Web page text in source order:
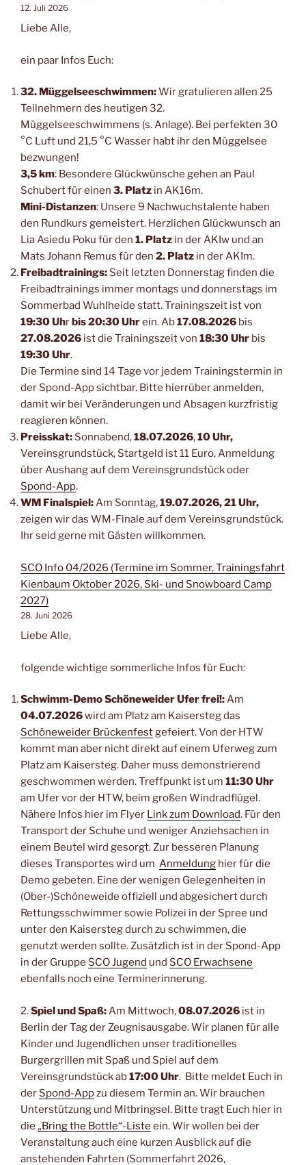
12. Juli 2026
Liebe Alle,
ein paar Infos Euch:
32. Müggelseeschwimmen:Wir gratulieren allen 25
Teilnehmern des heutigen 32.
Müggelseeschwimmens (s. Anlage). Bei perfekten 30
°C Luft und 21,5 °C Wasser habt ihr den Müggelsee
bezwungen!
3,5 km: Besondere Glückwünsche gehen an Paul
Schubert für einen 3. Platz in AK16m.
Mini-Distanzen: Unsere 9 Nachwuchstalente haben
den Rundkurs gemeistert. Herzlichen Glückwunsch an
Lia Asiedu Poku für den 1. Platz in der AKIw und an
Mats Johann Remus für den 2. Platz in der AKIm.
Freibadtrainings: Seit letzten Donnerstag finden die
Freibadtrainings immer montags und donnerstags im
Sommerbad Wuhlheide statt. Trainingszeit ist von
19:30 Uhrbis 20:30 Uhrein. Ab17.08.2026 bis
27.08.2026 ist die Trainingszeit von 18:30 Uhr bis
19:30 Uhr.
Die Termine sind 14 Tage vor jedem Trainingstermin in
der Spond-App sichtbar. Bitte hierrüber anmelden,
damit wir bei Veränderungen und Absagen kurzfristig
reagieren können.
Preisskat: Sonnabend,18.07.2026,10 Uhr,
Vereinsgrundstück, Startgeld ist 11 Euro, Anmeldung
über Aushang auf dem Vereinsgrundstück oder
Spond-App.
WM Finalspiel:Am Sonntag,19.07.2026, 21 Uhr,
zeigen wir das WM-Finale auf dem Vereinsgrundstück.
Ihr seid gerne mit Gästen willkommen.
SCO Info 04/2026 (Termine im Sommer, Trainingsfahrt
Kienbaum Oktober 2026, Ski- und Snowboard Camp
2027)
28. Juni 2026
Liebe Alle,
folgende wichtige sommerliche Infos für Euch:
Schwimm-Demo Schöneweider Ufer frei!:Am
04.07.2026wird am Platz am Kaisersteg das
Schöneweider Brückenfestgefeiert. Von der HTW
kommt man aber nicht direkt auf einem Uferweg zum
Platz am Kaisersteg. Daher muss demonstrierend
geschwommen werden. Treffpunkt ist um 11:30 Uhr
am Ufer vor der HTW, beim großen Windradflügel.
Nähere Infos hier im Flyer Link zum Download. Für den
Transport der Schuhe und weniger Anziehsachen in
einem Beutel wird gesorgt. Zur besseren Planung
dieses Transportes wird um Anmeldung hier für die
Demo gebeten. Eine der wenigen Gelegenheiten in
(Ober-)Schöneweide offiziell und abgesichert durch
Rettungsschwimmer sowie Polizei in der Spree und
unter den Kaisersteg durch zu schwimmen, die
genutzt werden sollte. Zusätzlich ist in der Spond-App
in der Gruppe SCO Jugend und SCO Erwachsene
ebenfalls noch eine Terminerinnerung.
2.Spiel und Spaß:Am Mittwoch,08.07.2026 ist in
Berlin der Tag der Zeugnisausgabe. Wir planen für alle
Kinder und Jugendlichen unser traditionelles
Burgergrillen mit Spaß und Spiel auf dem
Vereinsgrundstück ab17:00 Uhr. Bitte meldet Euch in
der Spond-Appzu diesem Termin an. Wir brauchen
Unterstützung und Mitbringsel. Bitte tragt Euch hier in
die „Bring the Bottle“-Liste ein. Wir wollen bei der
Veranstaltung auch eine kurzen Ausblick auf die
anstehenden Fahrten (Sommerfahrt 2026,